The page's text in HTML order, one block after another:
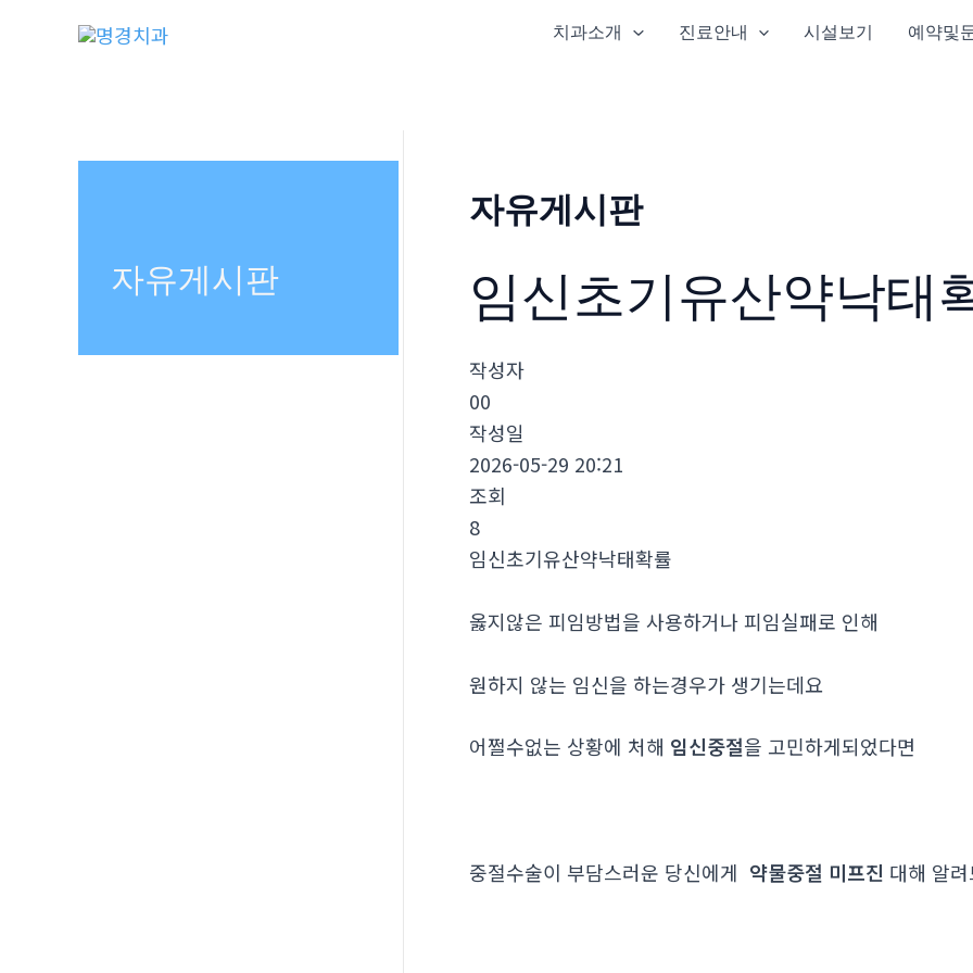
치과소개 진료안내 시설보기 예약및
자유게시판
자유게시판
임신초기유산약낙태
작성자
00
작성일
2026-05-29 20:21
조회
8
임신초기유산약낙태확률
옳지않은 피임방법을 사용하거나 피임실패로 인해
원하지 않는 임신을 하는경우가 생기는데요
어쩔수없는 상황에 처해 임신중절을 고민하게되었다면
중절수술이 부담스러운 당신에게 약물중절 미프진 대해 알